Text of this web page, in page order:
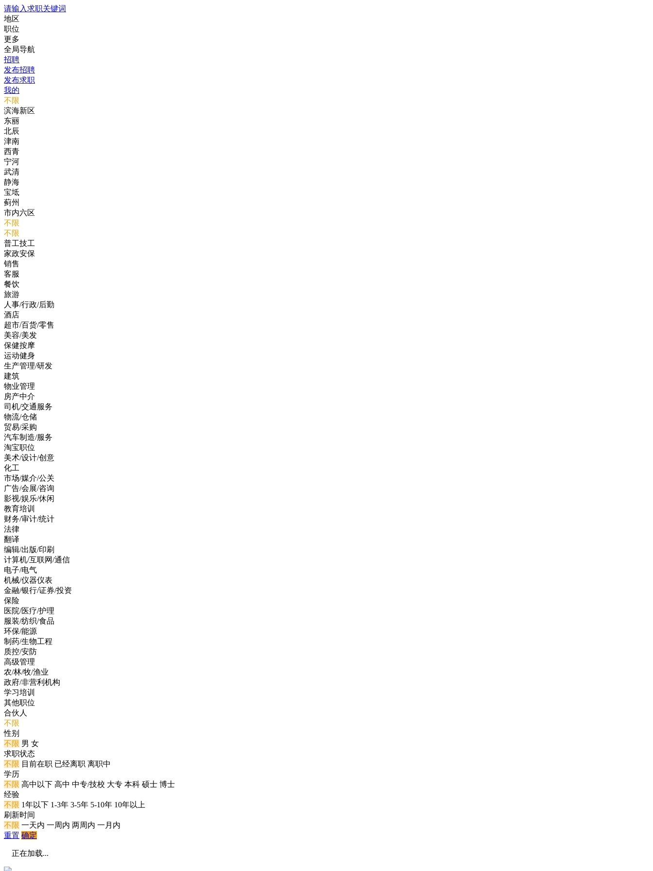
请输入求职关键词
地区
职位
更多
全局导航
招聘
发布招聘
发布求职
我的
不限
滨海新区
东丽
北辰
津南
西青
宁河
武清
静海
宝坻
蓟州
市内六区
不限
不限
普工技工
家政安保
销售
客服
餐饮
旅游
人事/行政/后勤
酒店
超市/百货/零售
美容/美发
保健按摩
运动健身
生产管理/研发
建筑
物业管理
房产中介
司机/交通服务
物流/仓储
贸易/采购
汽车制造/服务
淘宝职位
美术/设计/创意
化工
市场/媒介/公关
广告/会展/咨询
影视/娱乐/休闲
教育培训
财务/审计/统计
法律
翻译
编辑/出版/印刷
计算机/互联网/通信
电子/电气
机械/仪器仪表
金融/银行/证券/投资
保险
医院/医疗/护理
服装/纺织/食品
环保/能源
制药/生物工程
质控/安防
高级管理
农/林/牧/渔业
政府/非营利机构
学习培训
其他职位
合伙人
不限
性别
不限 男 女
求职状态
不限 目前在职 已经离职 离职中
学历
不限 高中以下 高中 中专/技校 大专 本科 硕士 博士
经验
不限 1年以下 1-3年 3-5年 5-10年 10年以上
刷新时间
不限 一天内 一周内 两周内 一月内
重置 确定
正在加载...